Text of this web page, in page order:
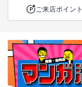
ご来店ポイント